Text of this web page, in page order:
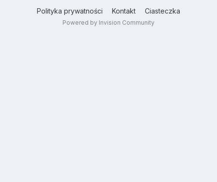
Polityka prywatności Kontakt Ciasteczka
Powered by Invision Community